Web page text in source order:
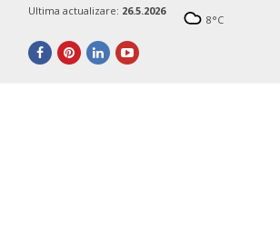
Ultima actualizare: 26.5.2026
8°C